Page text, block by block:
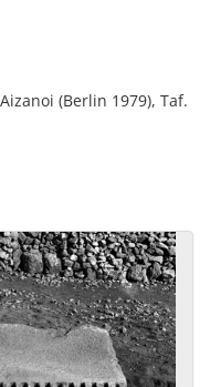
(Berlin 1979), Taf.